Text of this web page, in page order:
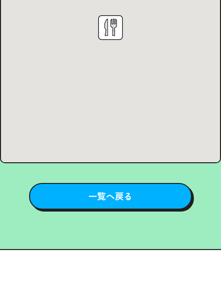
一覧へ戻る